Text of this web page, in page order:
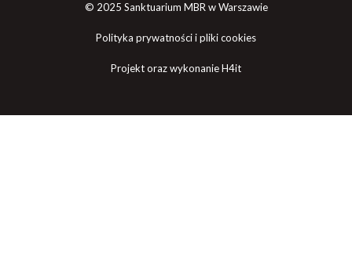
© 2025 Sanktuarium MBR w Warszawie
Polityka prywatności i pliki cookies
Projekt oraz wykonanie H4it